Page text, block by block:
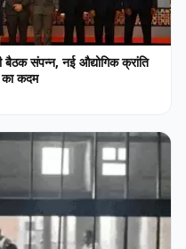
संपन्न, नई औद्योगिक क्रांति
का कदम